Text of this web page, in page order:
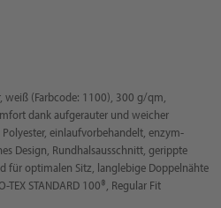
weiß (Farbcode: 1100), 300 g/qm,
dank aufgerauter und weicher
einlaufvorbehandelt, enzym-
Design, Rundhalsausschnitt, gerippte
für optimalen Sitz, langlebige Doppelnähte
STANDARD 100®, Regular Fit